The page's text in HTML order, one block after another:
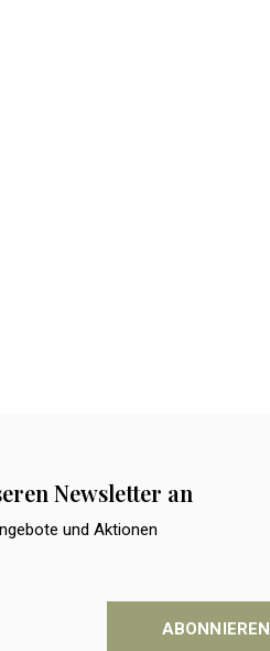
Newsletter an
und Aktionen
ABONNIEREN